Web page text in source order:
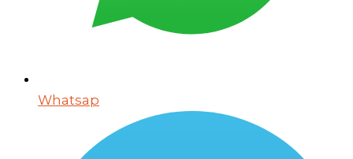
Whatsap